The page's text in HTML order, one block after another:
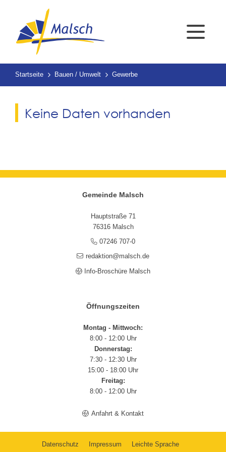
Startseite Bauen / Umwelt Gewerbe
Keine Daten vorhanden
Gemeinde Malsch
Hauptstraße 71
76316 Malsch
07246 707-0
redaktion@malsch.de
Info-Broschüre Malsch
Öffnungszeiten
Montag - Mittwoch:
8:00 - 12:00 Uhr
Donnerstag:
7:30 - 12:30 Uhr
15:00 - 18:00 Uhr
Freitag:
8:00 - 12:00 Uhr
Anfahrt & Kontakt
Datenschutz Impressum Leichte Sprache